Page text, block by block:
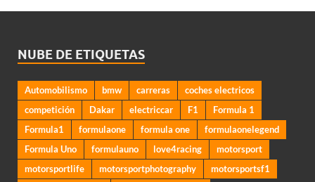
NUBE DE ETIQUETAS
Automobilismo bmw carreras
coches electricos
competición
Dakar electriccar F1
Formula 1
Formula1
formulaone formula one
formulaonelegend
Formula Uno
formulauno love4racing
motorsport
motorsportlife
motorsportphotography
motorsportsf1